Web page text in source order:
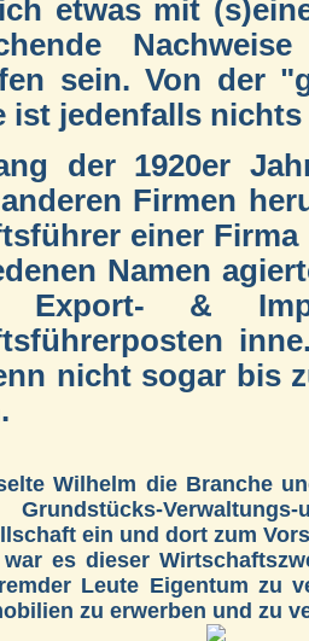
etwas mit
sein. Von der
ist jedenfalls
der 1920er
Firmen
einer
Namen
Export- &
nicht sogar bis
Wilhelm die Branche
ein und dort zum
es dieser
Leute Eigentum zu
zu erwerben und zu